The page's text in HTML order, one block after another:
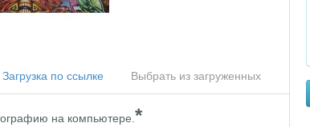
Загрузка по ссылке Выбрать из загруженных
на компьютере. *